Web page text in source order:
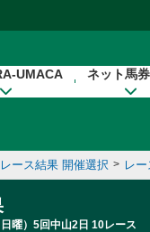
UMACA ネット馬
レース結果 開催選択 > レ
曜）5回中山2日 10レース